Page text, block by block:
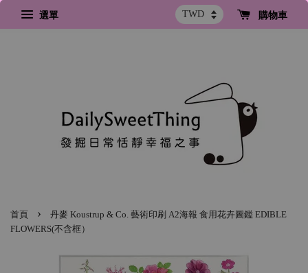
選單 購物車
首頁 ›
丹麥 Koustrup & Co. 藝術印刷 A2海報 食用花卉圖鑑 EDIBLE
FLOWERS(不含框）